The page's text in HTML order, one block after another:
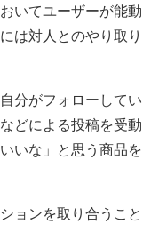
いてユーザーが能動
は対人とのやり取り
分がフォローしてい
どによる投稿を受動
いな」と思う商品を
ョンを取り合うこと